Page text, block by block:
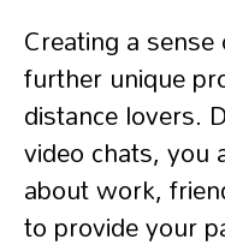
Creating a
further unique
distance lovers.
video chats, you
about work,
to provide your